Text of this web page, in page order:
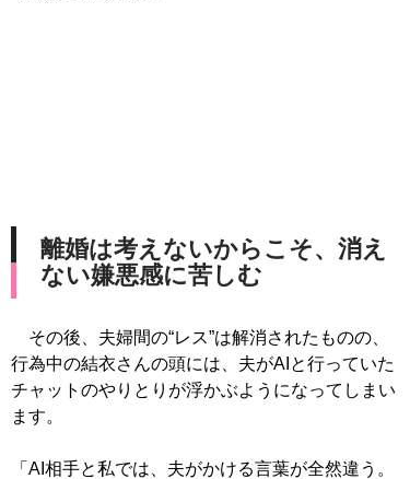
離婚は考えないからこそ、消え
ない嫌悪感に苦しむ
その後、夫婦間の“レス”は解消されたものの、
行為中の結衣さんの頭には、夫がAIと行っていた
チャットのやりとりが浮かぶようになってしまい
ます。
「AI相手と私では、夫がかける言葉が全然違う。